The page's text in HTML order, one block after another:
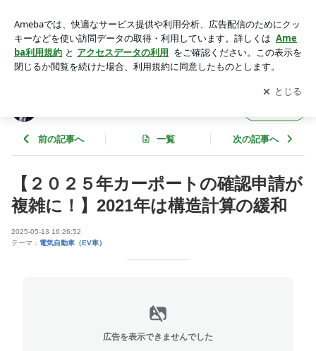
造計算の緩和 | 省エネ電気屋りゅうブログ
アプリをダウンロードして ブログの更新通知
を受け取りまし
ょう。
開く
前の記事へ 一覧 次の記事へ
【２０２５年カーポートの確認申請が
複雑に！】2021年は構造計算の緩和
2025-05-13 16:26:52
テーマ： 電気自動車（EV車）
広告を表示できませんでした